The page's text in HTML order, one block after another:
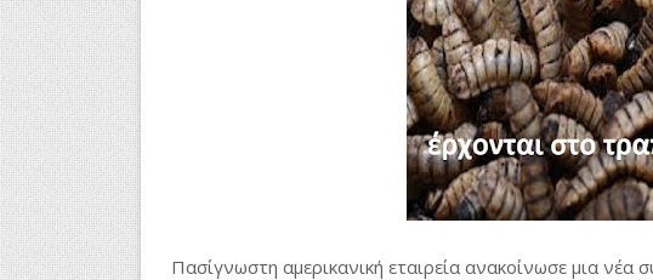
Πασίγνωστη αμερικανική εταιρεία ανακοίνωσε μια νέα